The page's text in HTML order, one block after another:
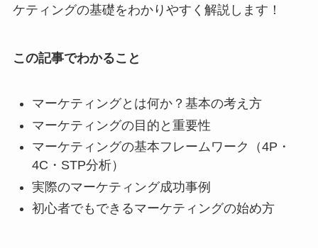
ケティングの基礎をわかりやすく解説します！
この記事でわかること
マーケティングとは何か？基本の考え方
マーケティングの目的と重要性
マーケティングの基本フレームワーク（4P・
4C・STP分析）
実際のマーケティング成功事例
初心者でもできるマーケティングの始め方